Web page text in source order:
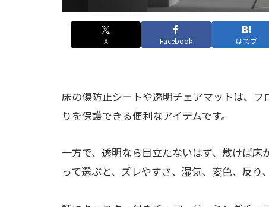
X Facebook はてブ
床の傷防止シートや透明チェアマットは、
りを保護できる便利なアイテムです。
一方で、透明なら目立たないはず、敷けば
って選ぶと、ズレやすさ、湿気、変色、反り